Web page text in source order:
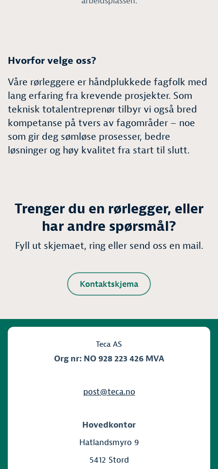
Hvorfor velge oss?
Våre rørleggere er håndplukkede fagfolk med
lang erfaring fra krevende prosjekter. Som
teknisk totalentreprenør tilbyr vi også bred
kompetanse på tvers av fagområder – noe
som gir deg sømløse prosesser, bedre
løsninger og høy kvalitet fra start til slutt.
Trenger du en rørlegger, eller
har andre spørsmål?
Fyll ut skjemaet, ring eller send oss en mail.
Kontaktskjema
Teca AS
Org nr: NO 928 223 426 MVA
post@teca.no
Hovedkontor
Hatlandsmyro 9
5412 Stord